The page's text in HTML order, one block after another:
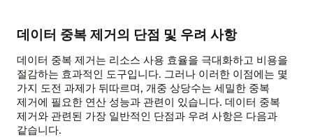
주지
단점:
중복을
실시간으로
제거하지
않으므로
데이터 중복 제거의 단점 및 우려 사항
데이터 중복 제거는 리소스 사용 효율을 극대화하고 비용을
절감하는 효과적인 도구입니다. 그러나 이러한 이점에는 몇
가지 도전 과제가 뒤따르며, 개중 상당수는 세밀한 중복
제거에 필요한 연산 성능과 관련이 있습니다. 데이터 중복
제거와 관련된 가장 일반적인 단점과 우려 사항은 다음과
같습니다.